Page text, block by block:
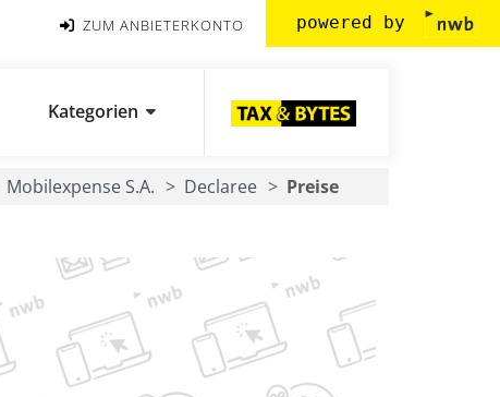
ZUM ANBIETERKONTO powered by
Kategorien
Mobilexpense S.A. Declaree Preise